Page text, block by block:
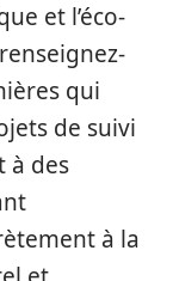
et l’éco-
qui
de suivi
à des
à la